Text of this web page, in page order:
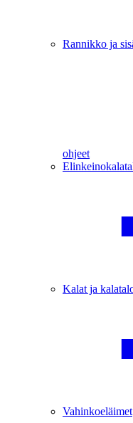
Rannikko ja
ohjeet
Kalat ja
Vahinkoeläimet